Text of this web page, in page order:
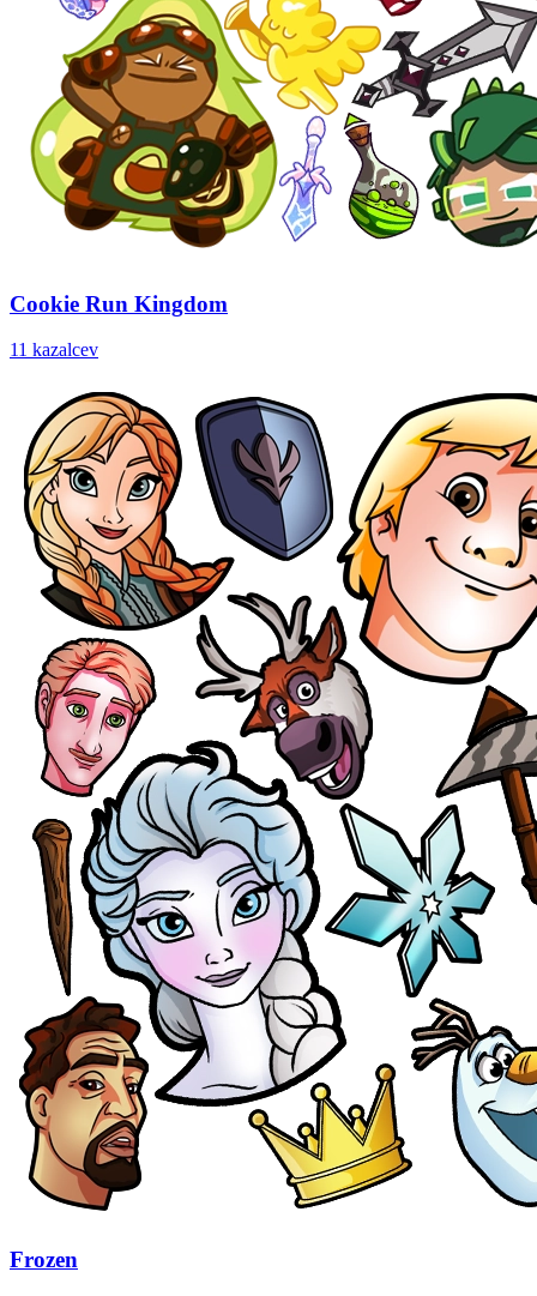
Cookie Run Kingdom
11 kazalcev
Frozen